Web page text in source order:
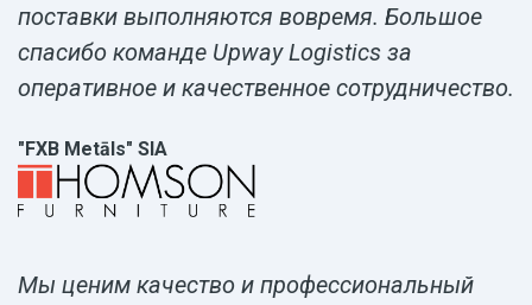
поставки выполняются вовремя. Большое
спасибо команде Upway Logistics за
оперативное и качественное сотрудничество.
"FXB Metāls" SIA
Мы ценим качество и профессиональный